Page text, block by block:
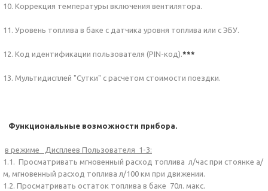
10. Коррекция температуры включения вентилятора.
11. Уровень топлива в баке с датчика уровня топлива или с ЭБУ.
12. Код идентификации пользователя (PIN-код).***
13. Мультидисплей "Сутки" с расчетом стоимости поездки.
Функциональные возможности прибора.
в режиме Дисплеев Пользователя 1-3:
1.1. Просматривать мгновенный расход топлива л/час при стоянке а/
м, мгновенный расход топлива л/100 км при движении.
1.2. Просматривать остаток топлива в баке 70л. макс.